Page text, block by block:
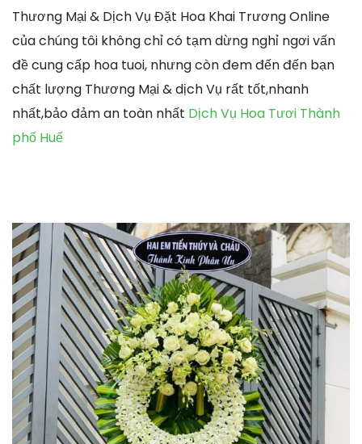
Thương Mại & Dịch Vụ Đặt Hoa Khai Trương Online
của chúng tôi không chỉ có tạm dừng nghỉ ngơi vấn
đề cung cấp hoa tuoi, nhưng còn đem đến đến bạn
chất lượng Thương Mại & dịch Vụ rất tốt,nhanh
nhất,bảo đảm an toàn nhất Dịch Vụ Hoa Tươi Thành
phố Huế